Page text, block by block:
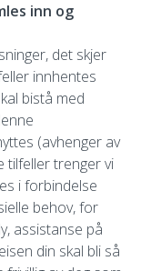
inn og
det skjer
innhentes
bistå med
(avhenger av
tilfeller trenger vi
i forbindelse
behov, for
assistanse på
din skal bli så